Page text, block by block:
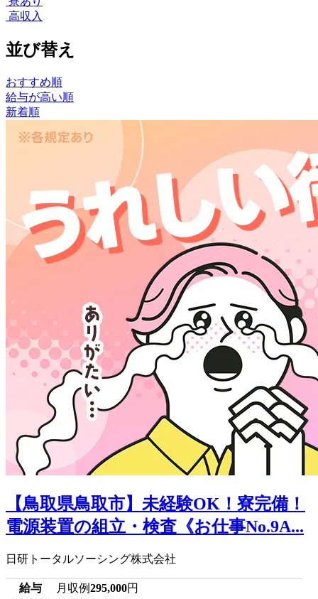
高収入
並び替え
おすすめ順
給与が高い順
新着順
【鳥取県鳥取市】未経験OK！寮完備！
電源装置の組立・検査《お仕事No.9A...
日研トータルソーシング株式会社
給与 月収例295,000円